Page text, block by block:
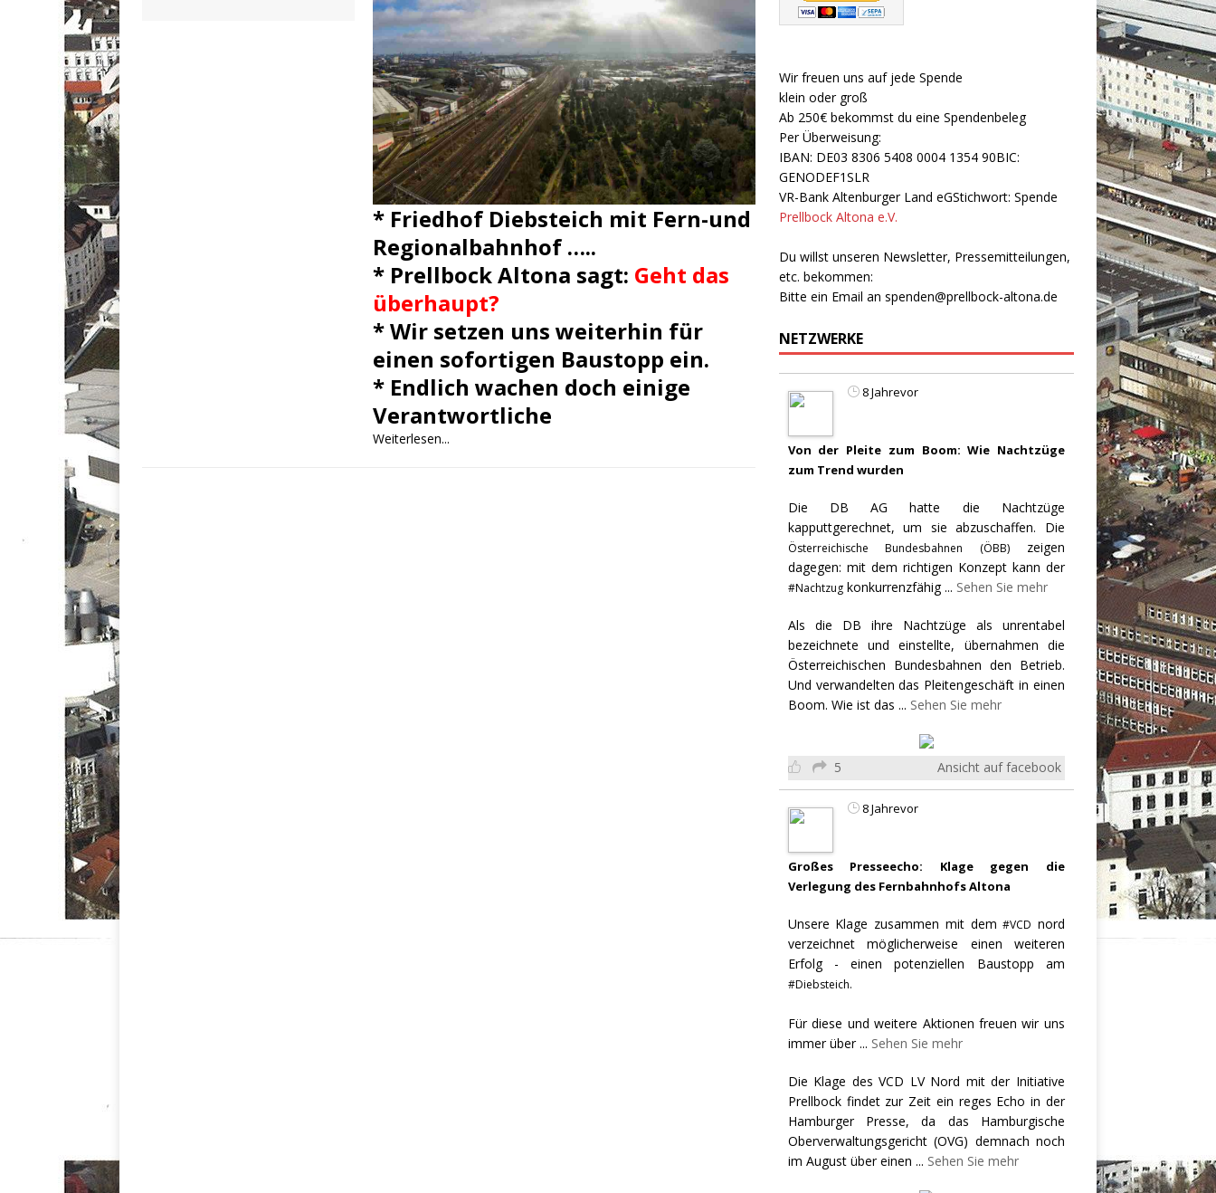
* Friedhof Diebsteich mit Fern-und
Regionalbahnhof …..
* Prellbock Altona sagt: Geht das
überhaupt?
* Wir setzen uns weiterhin für
einen sofortigen Baustopp ein.
* Endlich wachen doch einige
Verantwortliche
Weiterlesen...
Wir freuen uns auf jede Spende
klein oder groß
Ab 250€ bekommst du eine Spendenbeleg
Per Überweisung:
IBAN: DE03 8306 5408 0004 1354 90BIC:
GENODEF1SLR
VR-Bank Altenburger Land eGStichwort: Spende
Prellbock Altona e.V.
Du willst unseren Newsletter, Pressemitteilungen,
etc. bekommen:
Bitte ein Email an spenden@prellbock-altona.de
NETZWERKE
8 Jahrevor
Von der Pleite zum Boom: Wie Nachtzüge
zum Trend wurden
Die DB AG hatte die Nachtzüge
kapputtgerechnet, um sie abzuschaffen. Die
Österreichische Bundesbahnen (ÖBB)zeigen
dagegen: mit dem richtigen Konzept kann der
#Nachtzugkonkurrenzfähig... Sehen Sie mehr
Als die DB ihre Nachtzüge als unrentabel
bezeichnete und einstellte, übernahmen die
Österreichischen Bundesbahnen den Betrieb.
Und verwandelten das Pleitengeschäft in einen
Boom. Wie ist das ... Sehen Sie mehr
5 Ansicht auf facebook
8 Jahrevor
Großes Presseecho: Klage gegen die
Verlegung des Fernbahnhofs Altona
Unsere Klage zusammen mit dem#VCD nord
verzeichnet möglicherweise einen weiteren
Erfolg - einen potenziellen Baustopp am
#Diebsteich.
Für diese und weitere Aktionen freuen wir uns
immer über... Sehen Sie mehr
Die Klage des VCD LV Nord mit der Initiative
Prellbock findet zur Zeit ein reges Echo in der
Hamburger Presse, da das Hamburgische
Oberverwaltungsgericht (OVG) demnach noch
im August über einen ... Sehen Sie mehr